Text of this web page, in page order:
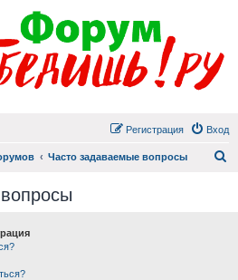
Вход
Регистрация
Часто задаваемые вопросы